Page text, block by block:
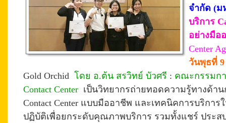
จำกัด (
บริการ
อย่างมือ
Center
วันพุธที่
Gold Orchid โดย อ.ต้น สรวิทย์ บัวศรี : คณะกรรมก
Contact Center เป็นวิทยากรถ่ายทอดความรู้ทางด้าน
Contact Center แบบมืออาชีพ และเทคนิคการบริกา
ปฏิบัติเพื่อยกระดับคุณภาพบริการ รวมทั้งแชร์ ประ